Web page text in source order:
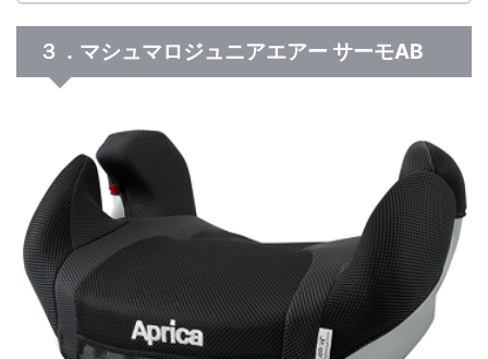
３．マシュマロジュニアエアー サーモAB